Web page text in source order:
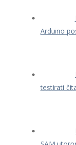
Arduino
testirati